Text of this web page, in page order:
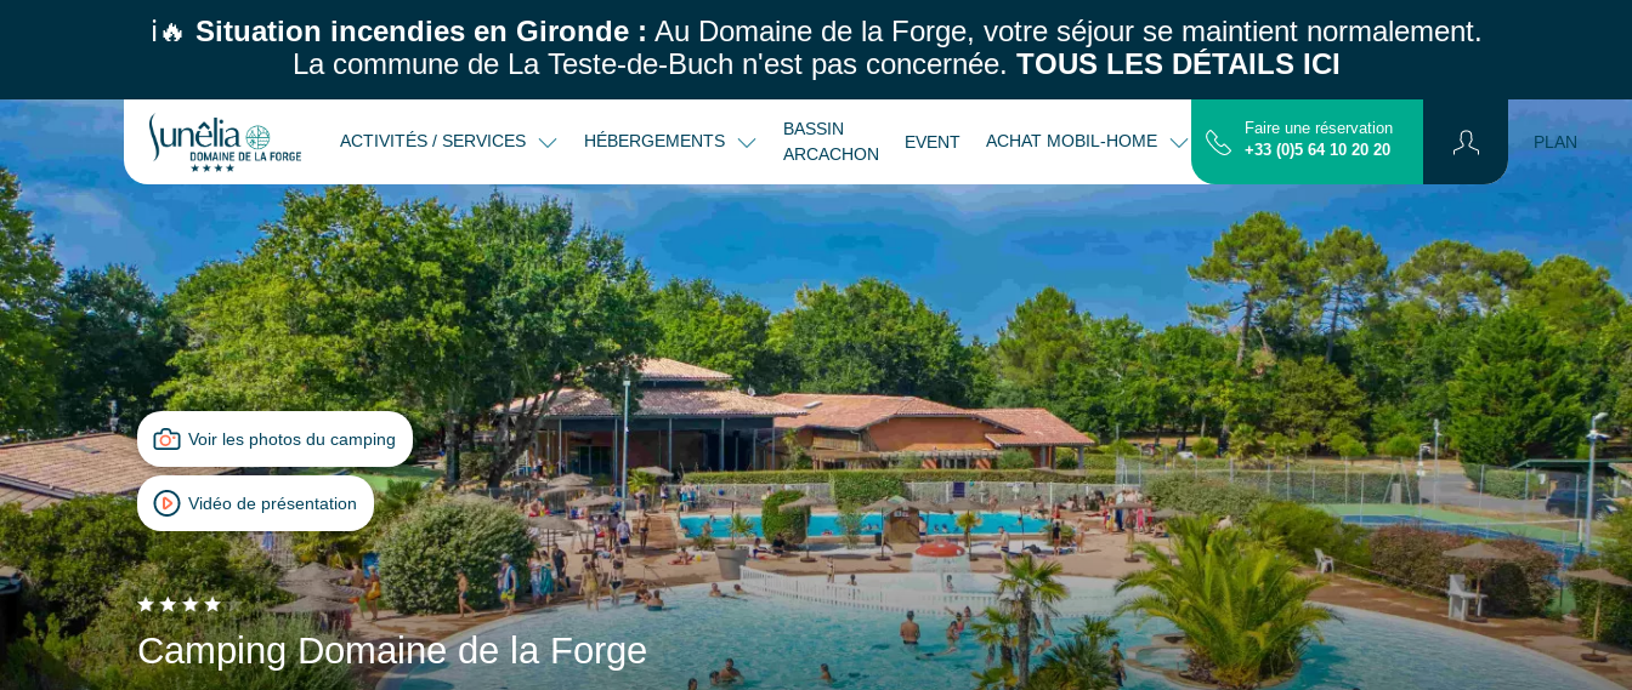
ℹ️🔥 Situation incendies en Gironde : Au Domaine de la Forge, votre séjour se maintient normalement.
La commune de La Teste-de-Buch n'est pas concernée. TOUS LES DÉTAILS ICI
ACTIVITÉS / SERVICES HÉBERGEMENTS
BASSIN
ARCACHON
EVENT ACHAT MOBIL-HOME INFOS PRATIQUES CONTACT PLAN
Faire une réservation
+33 (0)5 64 10 20 20
Voir les photos du camping
Vidéo de présentation
Camping Domaine de la Forge